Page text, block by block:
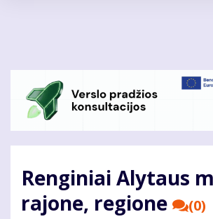
Renginiai Alytaus
rajone, regione
(0)